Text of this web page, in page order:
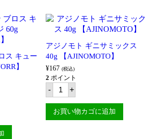
ス キュー
】
アジノモト ギニサミックス
40g 【AJINOMOTO】
¥167 (税込)
2 ポイント
- ア
ジ
ノ
モ
ト
+
お買い物カゴに追加